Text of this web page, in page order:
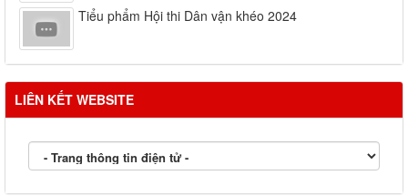
Tiểu phẩm Hội thi Dân vận khéo 2024
LIÊN KẾT WEBSITE